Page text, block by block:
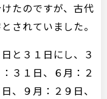
たのですが、古代
されていました。
と３１日にし、３
３１日、６月：２
、９月：２９日、